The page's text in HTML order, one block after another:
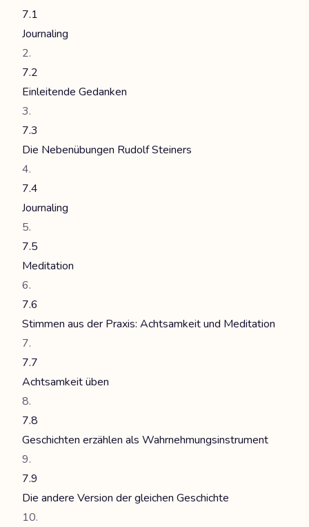
7.1
Journaling
7.2
Einleitende Gedanken
7.3
Die Nebenübungen Rudolf Steiners
7.4
Journaling
7.5
Meditation
7.6
Stimmen aus der Praxis: Achtsamkeit und Meditation
7.7
Achtsamkeit üben
7.8
Geschichten erzählen als Wahrnehmungsinstrument
7.9
Die andere Version der gleichen Geschichte